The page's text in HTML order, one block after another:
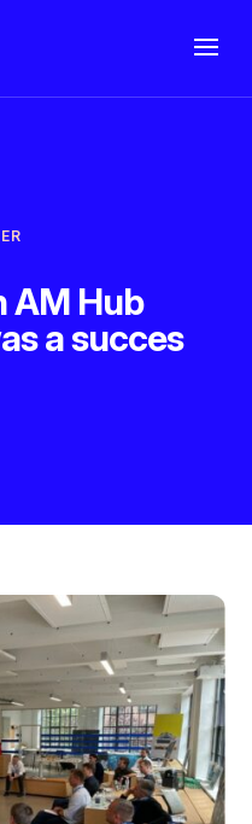
AM Hub
a succes